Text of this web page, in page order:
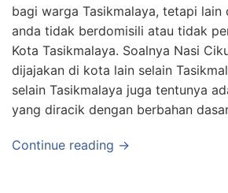
bagi warga Tasikmalaya, tetapi lain
anda tidak berdomisili atau tidak
Kota Tasikmalaya. Soalnya Nasi
dijajakan di kota lain selain
selain Tasikmalaya juga tentunya
yang diracik dengan berbahan
Continue reading →